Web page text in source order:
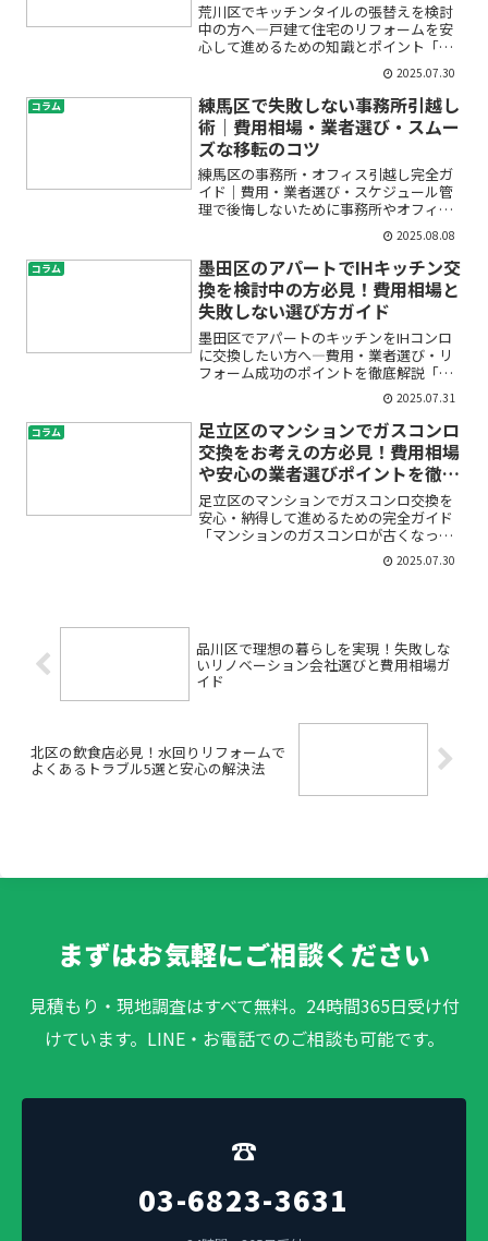
荒川区でキッチンタイルの張替えを検討
中の方へ―戸建て住宅のリフォームを安
心して進めるための知識とポイント「自
宅のキッチンタイルが古くなってきた」
「戸建てキッチンのリフォームをしたい
けど、費用や業者選びが不安」「荒川区
で信頼できるタイル貼り替...
2025.07.30
コラム
練馬区で失敗しない事務所引越し
術｜費用相場・業者選び・スムー
ズな移転のコツ
練馬区の事務所・オフィス引越し完全ガ
イド｜費用・業者選び・スケジュール管
理で後悔しないために事務所やオフィス
の移転を検討している方にとって、「ど
のくらい費用がかかるの？」「信頼でき
る引越し業者はどう選べばいい？」「手
続きやスケジュールはどう...
2025.08.08
コラム
墨田区のアパートでIHキッチン交
換を検討中の方必見！費用相場と
失敗しない選び方ガイド
墨田区でアパートのキッチンをIHコンロ
に交換したい方へ―費用・業者選び・リ
フォーム成功のポイントを徹底解説「ア
パートのキッチンをIHに交換してみたい
けど、費用や工事内容が気になる」「ガ
スコンロからIHに変えて、本当に使い勝
手や安全性はどうな...
2025.07.31
コラム
足立区のマンションでガスコンロ
交換をお考えの方必見！費用相場
や安心の業者選びポイントを徹底
解説
足立区のマンションでガスコンロ交換を
安心・納得して進めるための完全ガイド
「マンションのガスコンロが古くなって
きた」「思い切ってキッチンのリフォー
ムも考えたいけど、費用が心配…」「足
2025.07.30
品川区で理想の暮らしを実現！失敗しな
いリノベーション会社選びと費用相場ガ
イド
北区の飲食店必見！水回りリフォームで
よくあるトラブル5選と安心の解決法
まずはお気軽にご相談ください
見積もり・現地調査はすべて無料。24時間365日受け付
けています。LINE・お電話でのご相談も可能です。
☎
03-6823-3631